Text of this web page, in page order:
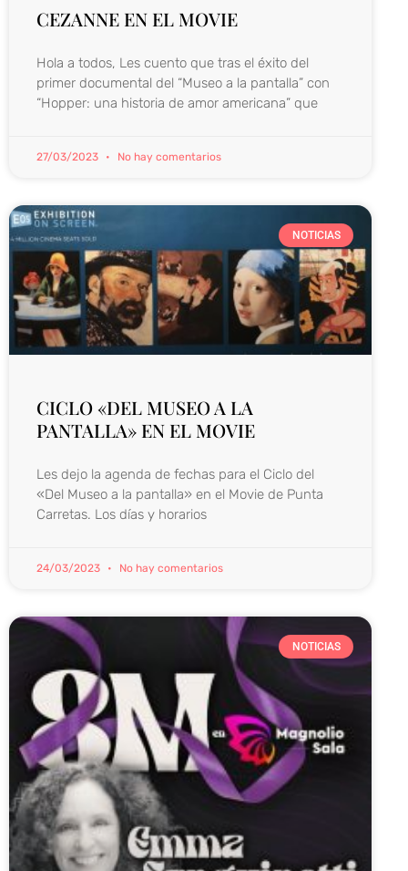
CEZANNE EN EL MOVIE
Hola a todos, Les cuento que tras el éxito del
primer documental del “Museo a la pantalla” con
“Hopper: una historia de amor americana” que
27/03/2023 No hay comentarios
NOTICIAS
CICLO «DEL MUSEO A LA
PANTALLA» EN EL MOVIE
Les dejo la agenda de fechas para el Ciclo del
«Del Museo a la pantalla» en el Movie de Punta
Carretas. Los días y horarios
24/03/2023 No hay comentarios
NOTICIAS